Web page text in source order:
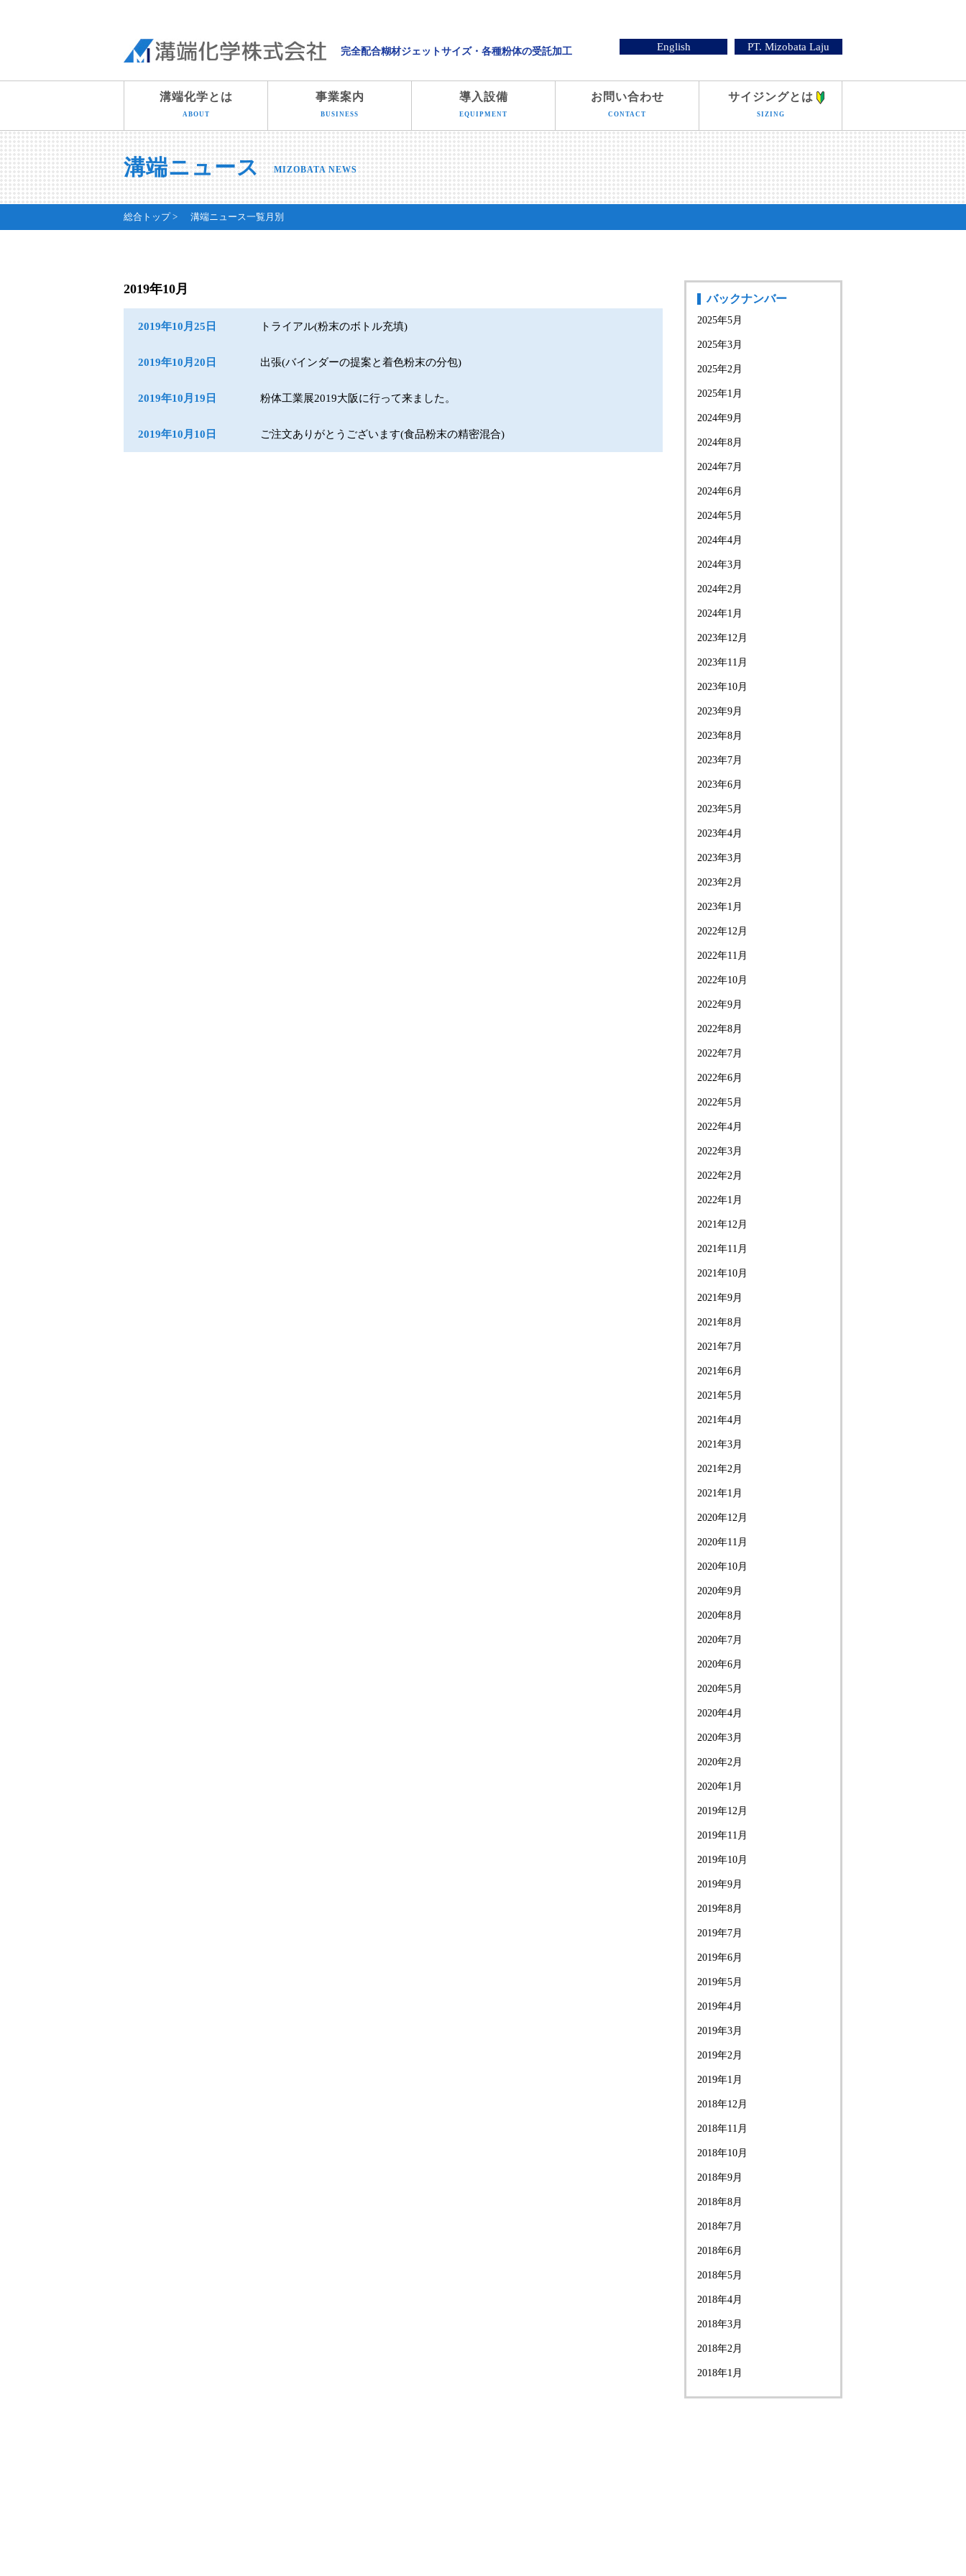
溝端化学株式会社
完全配合糊材ジェットサイズ・各種粉体の受託加工 PT. Mizobata Laju
English
溝端化学とは
ABOUT
事業案内
BUSINESS
導入設備
EQUIPMENT
お問い合わせ
CONTACT
サイジングとは
SIZING
溝端ニュース MIZOBATA NEWS
総合トップ 溝端ニュース一覧月別
2019年10月
2019年10月25日 トライアル(粉末のボトル充填)
2019年10月20日 出張(バインダーの提案と着色粉末の分包)
2019年10月19日 粉体工業展2019大阪に行って来ました。
2019年10月10日 ご注文ありがとうございます(食品粉末の精密混合)
バックナンバー
2025年5月
2025年3月
2025年2月
2025年1月
2024年9月
2024年8月
2024年7月
2024年6月
2024年5月
2024年4月
2024年3月
2024年2月
2024年1月
2023年12月
2023年11月
2023年10月
2023年9月
2023年8月
2023年7月
2023年6月
2023年5月
2023年4月
2023年3月
2023年2月
2023年1月
2022年12月
2022年11月
2022年10月
2022年9月
2022年8月
2022年7月
2022年6月
2022年5月
2022年4月
2022年3月
2022年2月
2022年1月
2021年12月
2021年11月
2021年10月
2021年9月
2021年8月
2021年7月
2021年6月
2021年5月
2021年4月
2021年3月
2021年2月
2021年1月
2020年12月
2020年11月
2020年10月
2020年9月
2020年8月
2020年7月
2020年6月
2020年5月
2020年4月
2020年3月
2020年2月
2020年1月
2019年12月
2019年11月
2019年10月
2019年9月
2019年8月
2019年7月
2019年6月
2019年5月
2019年4月
2019年3月
2019年2月
2019年1月
2018年12月
2018年11月
2018年10月
2018年9月
2018年8月
2018年7月
2018年6月
2018年5月
2018年4月
2018年3月
2018年2月
2018年1月